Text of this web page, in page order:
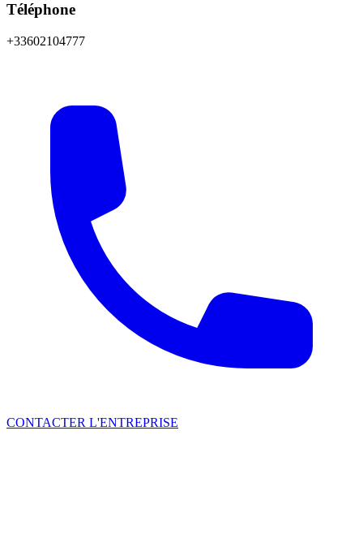
Téléphone
+33602104777
CONTACTER L'ENTREPRISE